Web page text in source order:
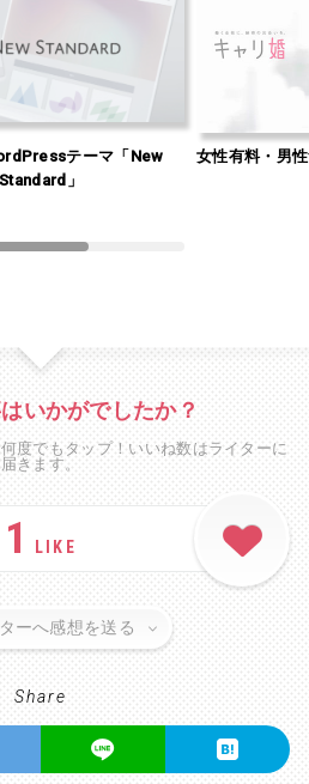
テーマ「New
Standard」
女性有料・男
いかがでしたか？
度でもタップ！いいね数はライターに
届きます。
1 LIKE
ーへ感想を送る
Share